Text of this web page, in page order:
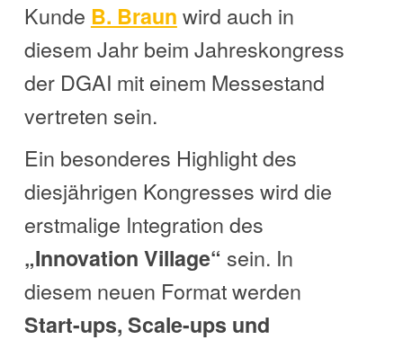
Kunde B. Braun wird auch in
diesem Jahr beim Jahreskongress
der DGAI mit einem Messestand
vertreten sein.
Ein besonderes Highlight des
diesjährigen Kongresses wird die
erstmalige Integration des
„Innovation Village“ sein. In
diesem neuen Format werden
Start-ups, Scale-ups und